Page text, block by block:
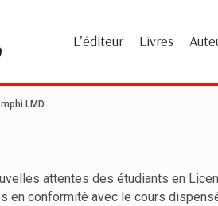
L’éditeur Livres
LMD
attentes des étudiants en
en conformité avec le cours